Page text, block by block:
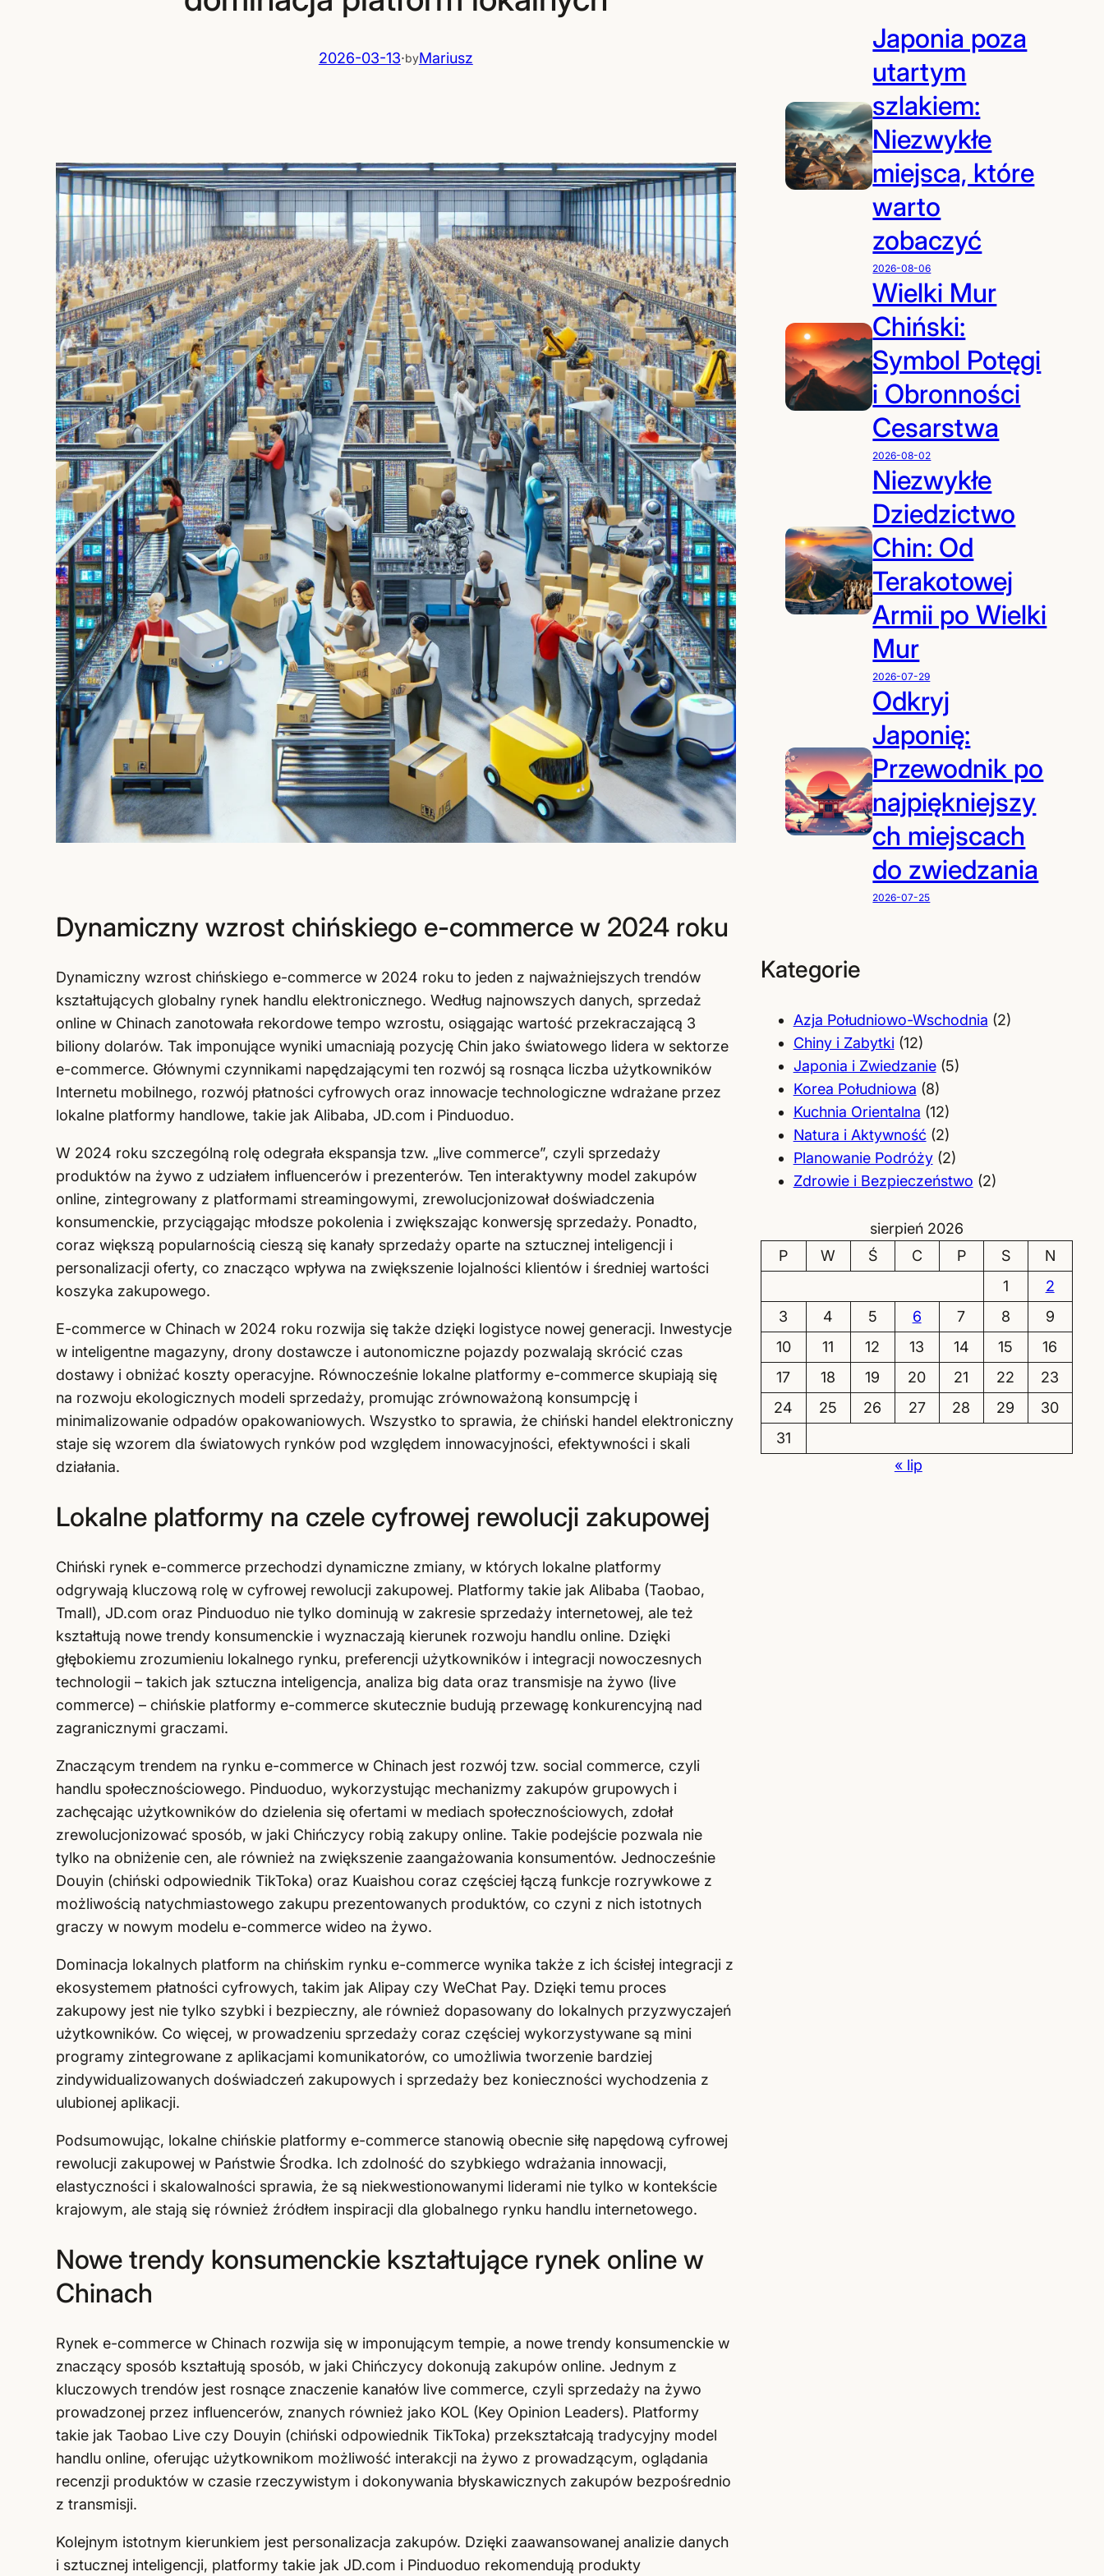
2026-03-13·byMariusz
Dynamiczny wzrost chińskiego e-commerce w 2024 roku
Dynamiczny wzrost chińskiego e-commerce w 2024 roku to jeden z najważniejszych trendów
kształtujących globalny rynek handlu elektronicznego. Według najnowszych danych, sprzedaż
online w Chinach zanotowała rekordowe tempo wzrostu, osiągając wartość przekraczającą 3
biliony dolarów. Tak imponujące wyniki umacniają pozycję Chin jako światowego lidera w sektorze
e-commerce. Głównymi czynnikami napędzającymi ten rozwój są rosnąca liczba użytkowników
Internetu mobilnego, rozwój płatności cyfrowych oraz innowacje technologiczne wdrażane przez
lokalne platformy handlowe, takie jak Alibaba, JD.com i Pinduoduo.
W 2024 roku szczególną rolę odegrała ekspansja tzw. „live commerce”, czyli sprzedaży
produktów na żywo z udziałem influencerów i prezenterów. Ten interaktywny model zakupów
online, zintegrowany z platformami streamingowymi, zrewolucjonizował doświadczenia
konsumenckie, przyciągając młodsze pokolenia i zwiększając konwersję sprzedaży. Ponadto,
coraz większą popularnością cieszą się kanały sprzedaży oparte na sztucznej inteligencji i
personalizacji oferty, co znacząco wpływa na zwiększenie lojalności klientów i średniej wartości
koszyka zakupowego.
E-commerce w Chinach w 2024 roku rozwija się także dzięki logistyce nowej generacji. Inwestycje
w inteligentne magazyny, drony dostawcze i autonomiczne pojazdy pozwalają skrócić czas
dostawy i obniżać koszty operacyjne. Równocześnie lokalne platformy e-commerce skupiają się
na rozwoju ekologicznych modeli sprzedaży, promując zrównoważoną konsumpcję i
minimalizowanie odpadów opakowaniowych. Wszystko to sprawia, że chiński handel elektroniczny
staje się wzorem dla światowych rynków pod względem innowacyjności, efektywności i skali
działania.
Lokalne platformy na czele cyfrowej rewolucji zakupowej
Chiński rynek e-commerce przechodzi dynamiczne zmiany, w których lokalne platformy
odgrywają kluczową rolę w cyfrowej rewolucji zakupowej. Platformy takie jak Alibaba (Taobao,
Tmall), JD.com oraz Pinduoduo nie tylko dominują w zakresie sprzedaży internetowej, ale też
kształtują nowe trendy konsumenckie i wyznaczają kierunek rozwoju handlu online. Dzięki
głębokiemu zrozumieniu lokalnego rynku, preferencji użytkowników i integracji nowoczesnych
technologii – takich jak sztuczna inteligencja, analiza big data oraz transmisje na żywo (live
commerce) – chińskie platformy e-commerce skutecznie budują przewagę konkurencyjną nad
zagranicznymi graczami.
Znaczącym trendem na rynku e-commerce w Chinach jest rozwój tzw. social commerce, czyli
handlu społecznościowego. Pinduoduo, wykorzystując mechanizmy zakupów grupowych i
zachęcając użytkowników do dzielenia się ofertami w mediach społecznościowych, zdołał
zrewolucjonizować sposób, w jaki Chińczycy robią zakupy online. Takie podejście pozwala nie
tylko na obniżenie cen, ale również na zwiększenie zaangażowania konsumentów. Jednocześnie
Douyin (chiński odpowiednik TikToka) oraz Kuaishou coraz częściej łączą funkcje rozrywkowe z
możliwością natychmiastowego zakupu prezentowanych produktów, co czyni z nich istotnych
graczy w nowym modelu e-commerce wideo na żywo.
Dominacja lokalnych platform na chińskim rynku e-commerce wynika także z ich ścisłej integracji z
ekosystemem płatności cyfrowych, takim jak Alipay czy WeChat Pay. Dzięki temu proces
zakupowy jest nie tylko szybki i bezpieczny, ale również dopasowany do lokalnych przyzwyczajeń
użytkowników. Co więcej, w prowadzeniu sprzedaży coraz częściej wykorzystywane są mini
programy zintegrowane z aplikacjami komunikatorów, co umożliwia tworzenie bardziej
zindywidualizowanych doświadczeń zakupowych i sprzedaży bez konieczności wychodzenia z
ulubionej aplikacji.
Podsumowując, lokalne chińskie platformy e-commerce stanowią obecnie siłę napędową cyfrowej
rewolucji zakupowej w Państwie Środka. Ich zdolność do szybkiego wdrażania innowacji,
elastyczności i skalowalności sprawia, że są niekwestionowanymi liderami nie tylko w kontekście
krajowym, ale stają się również źródłem inspiracji dla globalnego rynku handlu internetowego.
Nowe trendy konsumenckie kształtujące rynek online w
Chinach
Rynek e-commerce w Chinach rozwija się w imponującym tempie, a nowe trendy konsumenckie w
znaczący sposób kształtują sposób, w jaki Chińczycy dokonują zakupów online. Jednym z
kluczowych trendów jest rosnące znaczenie kanałów live commerce, czyli sprzedaży na żywo
prowadzonej przez influencerów, znanych również jako KOL (Key Opinion Leaders). Platformy
takie jak Taobao Live czy Douyin (chiński odpowiednik TikToka) przekształcają tradycyjny model
handlu online, oferując użytkownikom możliwość interakcji na żywo z prowadzącym, oglądania
recenzji produktów w czasie rzeczywistym i dokonywania błyskawicznych zakupów bezpośrednio
z transmisji.
Kolejnym istotnym kierunkiem jest personalizacja zakupów. Dzięki zaawansowanej analizie danych
i sztucznej inteligencji, platformy takie jak JD.com i Pinduoduo rekomendują produkty
Japonia poza
utartym
szlakiem:
Niezwykłe
miejsca, które
warto
zobaczyć
2026-08-06
Wielki Mur
Chiński:
Symbol Potęgi
i Obronności
Cesarstwa
2026-08-02
Niezwykłe
Dziedzictwo
Chin: Od
Terakotowej
Armii po Wielki
Mur
2026-07-29
Odkryj
Japonię:
Przewodnik po
najpiękniejszy
ch miejscach
do zwiedzania
2026-07-25
Kategorie
Azja Południowo-Wschodnia (2)
Chiny i Zabytki(12)
Japonia i Zwiedzanie(5)
Korea Południowa (8)
Kuchnia Orientalna (12)
Natura i Aktywność(2)
Planowanie Podróży(2)
Zdrowie i Bezpieczeństwo (2)
sierpień 2026
P
W Ś C P S
N
1
2
3
4 5 6 7 8
9
10
11 12 13 14 15
16
17
18 19 20 21 22
23
24
25 26 27 28 29
30
31
« lip